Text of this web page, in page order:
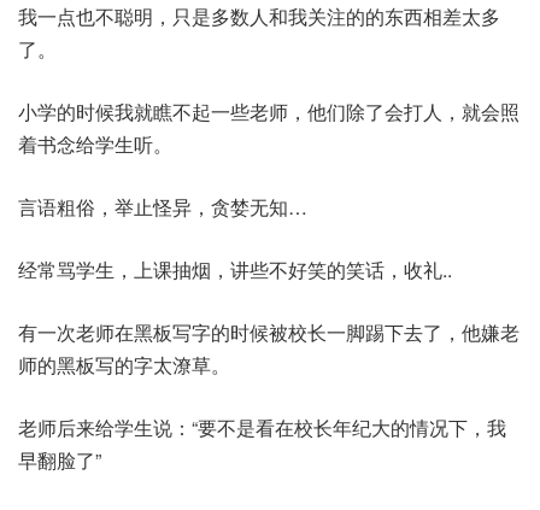
我一点也不聪明，只是多数人和我关注的的东西相差太多
了。
小学的时候我就瞧不起一些老师，他们除了会打人，就会照
着书念给学生听。
言语粗俗，举止怪异，贪婪无知…
经常骂学生，上课抽烟，讲些不好笑的笑话，收礼..
有一次老师在黑板写字的时候被校长一脚踢下去了，他嫌老
师的黑板写的字太潦草。
老师后来给学生说：“要不是看在校长年纪大的情况下，我
早翻脸了”